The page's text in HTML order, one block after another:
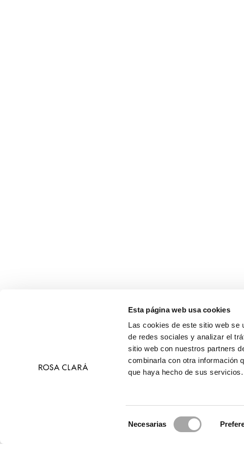
Esta página web usa cookies
Las cookies de este sitio web se
de redes sociales y analizar el
sitio web con nuestros partners
combinarla con otra información
que haya hecho de sus servicios.
Necesarias